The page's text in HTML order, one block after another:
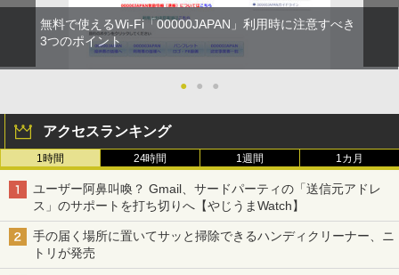
無料で使えるWi-Fi「00000JAPAN」利用時に注意すべき
3つのポイント
● ● ●
アクセスランキング
1時間 24時間 1週間 1カ月
ユーザー阿鼻叫喚？ Gmail、サードパーティの「送信元アドレ
ス」のサポートを打ち切りへ【やじうまWatch】
手の届く場所に置いてサッと掃除できるハンディクリーナー、ニ
トリが発売